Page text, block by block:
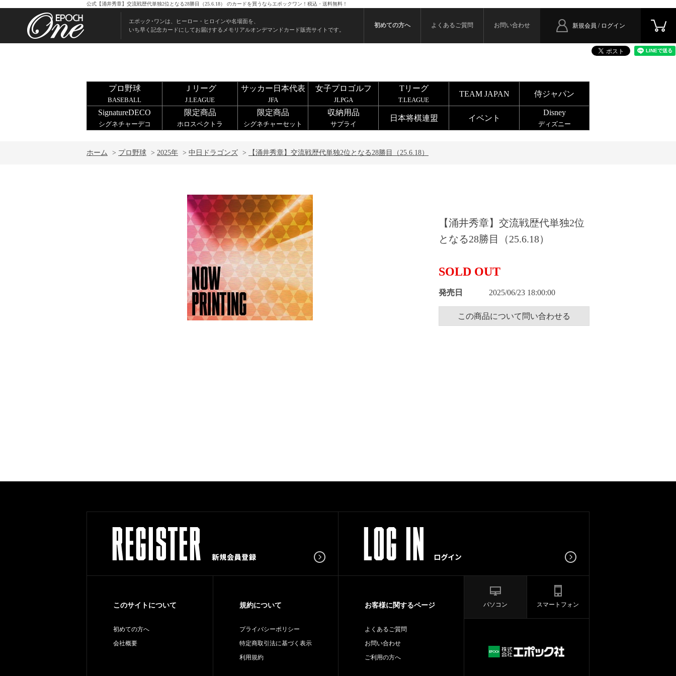
公式【涌井秀章】交流戦歴代単独2位となる28勝目（25.6.18） のカードを買うならエポックワン！税込・送料無料！
エポック･ワンは、ヒーロー・ヒロインや名場面を、
いち早く記念カードにしてお届けするメモリアルオンデマンドカード販売サイトです。
新規会員 / ログイン
初めての方へ よくあるご質問 お問い合わせ
プロ野球
BASEBALL
Ｊリーグ
J.LEAGUE
サッカー日本代表
JFA
女子プロゴルフ
JLPGA
Tリーグ
T.LEAGUE
TEAM JAPAN 侍ジャパン
SignatureDECO
シグネチャーデコ
限定商品
ホロスペクトラ
限定商品
シグネチャーセット
収納用品
サプライ
日本将棋連盟 イベント
Disney
ディズニー
ホーム > プロ野球 > 2025年 > 中日ドラゴンズ > 【涌井秀章】交流戦歴代単独2位となる28勝目（25.6.18）
【涌井秀章】交流戦歴代単独2位
となる28勝目（25.6.18）
SOLD OUT
発売日 2025/06/23 18:00:00
この商品について問い合わせる
このサイトについて
初めての方へ
会社概要
規約について
プライバシーポリシー
特定商取引法に基づく表示
利用規約
お客様に関するページ
よくあるご質問
お問い合わせ
ご利用の方へ
パソコン スマートフォン